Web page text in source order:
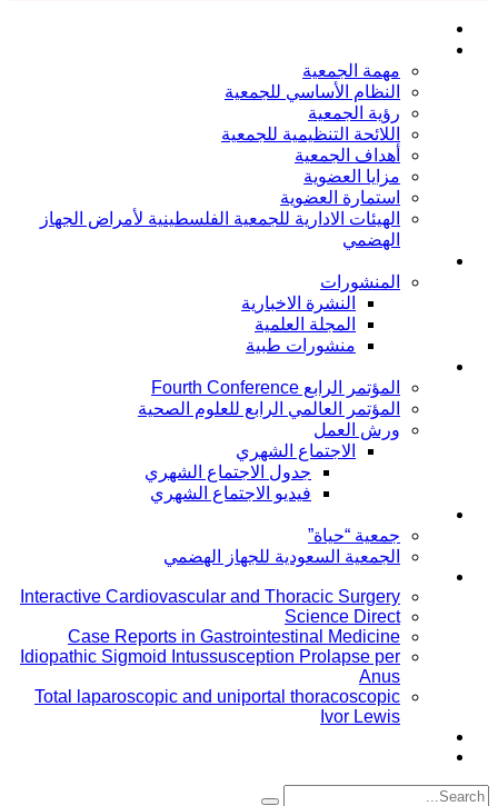
مهمة الجمعية
النظام الأساسي للجمعية
رؤية الجمعية
اللائحة التنظيمية للجمعية
أهداف الجمعية
مزايا العضوية
استمارة العضوية
الهيئات الادارية للجمعية الفلسطينية لأمراض الجهاز
الهضمي
المنشورات
النشرة الاخبارية
المجلة العلمية
منشورات طبية
المؤتمر الرابع Fourth Conference
المؤتمر العالمي الرابع للعلوم الصحية
ورش العمل
الاجتماع الشهري
جدول الاجتماع الشهري
فيديو الاجتماع الشهري
جمعية “حياة”
الجمعية السعودية للجهاز الهضمي
Interactive Cardiovascular and Thoracic Surgery
Science Direct
Case Reports in Gastrointestinal Medicine
Idiopathic Sigmoid Intussusception Prolapse per
Anus
Total laparoscopic and uniportal thoracoscopic
Ivor Lewis